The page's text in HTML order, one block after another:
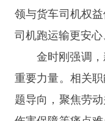
领与货车司机权
司机跑运输更安心
金时刚强调
重要力量。相关
题导向，聚焦劳